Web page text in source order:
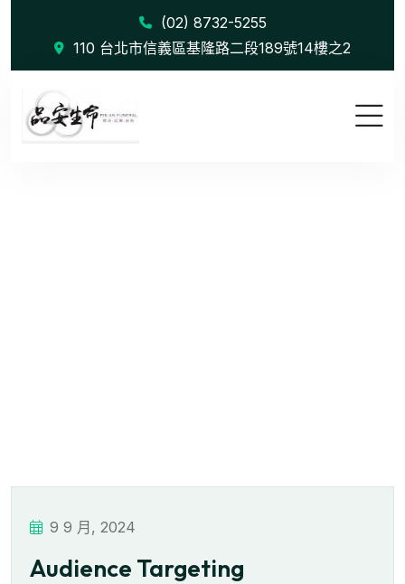
(02) 8732-5255
110 台北市信義區基隆路二段189號14樓之2
9 9 月, 2024
Audience Targeting